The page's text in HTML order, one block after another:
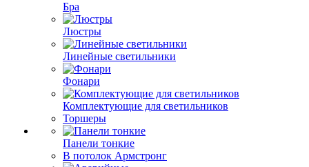
Бра
Люстры
Линейные светильники
Фонари
Комплектующие для светильников
Торшеры
Панели тонкие
В потолок Армстронг